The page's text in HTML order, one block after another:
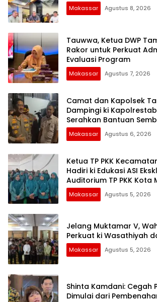
Makassar Agustus 8, 2026
Tauwwa, Ketua DWP
Rakor untuk Perkuat
Evaluasi Program
Makassar Agustus 7, 2026
Camat dan Kapolsek
Dampingi ki
Serahkan Bantuan
Bontoduri
Makassar Agustus 6, 2026
Ketua TP PKK
Hadiri ki Edukasi ASI
Auditorium TP PKK Kota
Makassar Agustus 5, 2026
Jelang Muktamar V,
Perkuat ki Wasathiyah
Makassar Agustus 5, 2026
Shinta Kamdani: Cegah
Dimulai dari